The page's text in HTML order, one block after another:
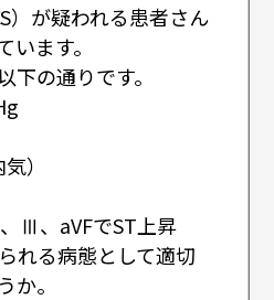
）が疑われる患者さん
います。
下の通りです。
）
Ⅲ、aVFでST上昇
れる病態として適切
か。